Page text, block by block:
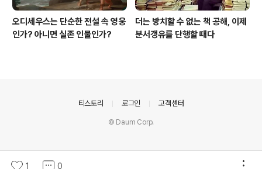
오디세우스는 단순한 전설 속 영웅
인가? 아니면 실존 인물인가?
더는 방치할 수 없는 책 공해, 이제
분서갱유를 단행할 때다
1 0
티스토리 로그인 고객센터
© Daum Corp.